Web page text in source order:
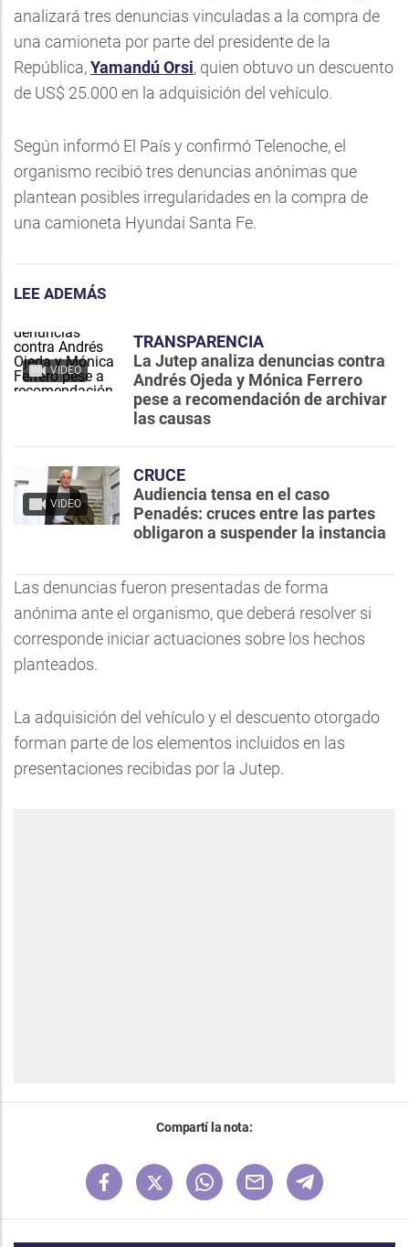
analizará tres denuncias vinculadas a la compra de
una camioneta por parte del presidente de la
República,Yamandú Orsi, quien obtuvo un descuento
de US$ 25.000 en la adquisición del vehículo.
Según informó El País y confirmó Telenoche, el
organismo recibió tres denuncias anónimas que
plantean posibles irregularidades en la compra de
una camioneta Hyundai Santa Fe.
LEE ADEMÁS
VIDEO
TRANSPARENCIA
La Jutep analiza denuncias contra
Andrés Ojeda y Mónica Ferrero
pese a recomendación de archivar
las causas
VIDEO
CRUCE
Audiencia tensa en el caso
Penadés: cruces entre las partes
obligaron a suspender la instancia
Las denuncias fueron presentadas de forma
anónima ante el organismo, que deberá resolver si
corresponde iniciar actuaciones sobre los hechos
planteados.
La adquisición del vehículo y el descuento otorgado
forman parte de los elementos incluidos en las
presentaciones recibidas por la Jutep.
Compartí la nota: